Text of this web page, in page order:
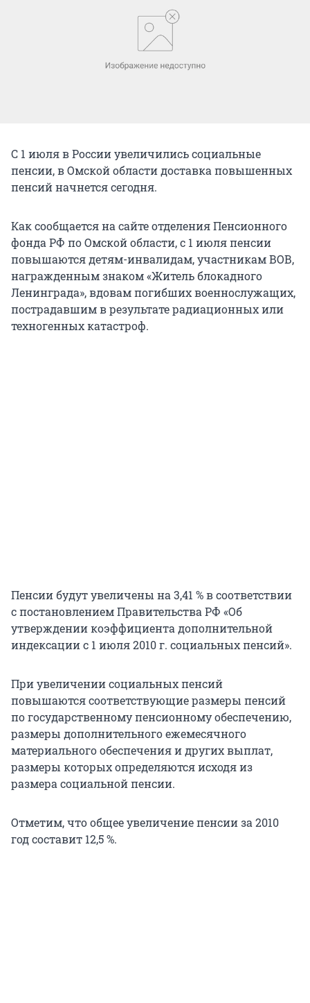
С 1 июля в России увеличились социальные
пенсии, в Омской области доставка повышенных
пенсий начнется сегодня.
Как сообщается на сайте отделения Пенсионного
фонда РФ по Омской области, с 1 июля пенсии
повышаются детям-инвалидам, участникам ВОВ,
награжденным знаком «Житель блокадного
Ленинграда», вдовам погибших военнослужащих,
пострадавшим в результате радиационных или
техногенных катастроф.
Пенсии будут увеличены на 3,41 % в соответствии
с постановлением Правительства РФ «Об
утверждении коэффициента дополнительной
индексации с 1 июля 2010 г. социальных пенсий».
При увеличении социальных пенсий
повышаются соответствующие размеры пенсий
по государственному пенсионному обеспечению,
размеры дополнительного ежемесячного
материального обеспечения и других выплат,
размеры которых определяются исходя из
размера социальной пенсии.
Отметим, что общее увеличение пенсии за 2010
год составит 12,5 %.